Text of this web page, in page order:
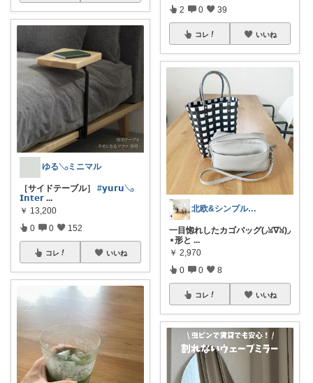
ゆる𓂅ミニマル
［サイドテーブル］ #𝘆𝘂𝗿𝘂𓂅
𝗜𝗻𝘁𝗲𝗿 ...
￥ 13,200
0 0 152
コレ いいね
2 0 39
コレ いいね
北欧&シンプルライフ〜整える暮らし〜
一目惚れしたカゴバッグ(◞ꈍ∇ꈍ)◞
⋆形と ...
￥ 2,970
0 0 8
コレ いいね